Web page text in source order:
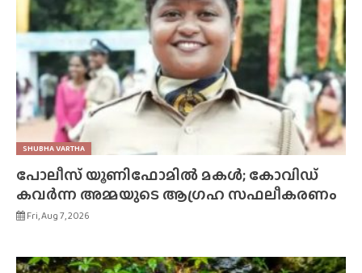
SHUBHA VARTHA
പോലീസ് യൂണിഫോമിൽ മകൾ; കോവിഡ്
കവർന്ന അമ്മയുടെ ആഗ്രഹ സഫലീകരണം
Fri, Aug 7, 2026